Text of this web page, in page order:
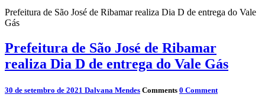
Prefeitura de São José de Ribamar realiza Dia D de entrega do Vale
Gás
Prefeitura de São José de Ribamar
realiza Dia D de entrega do Vale Gás
30 de setembro de 2021 Dalvana Mendes Comments 0 Comment